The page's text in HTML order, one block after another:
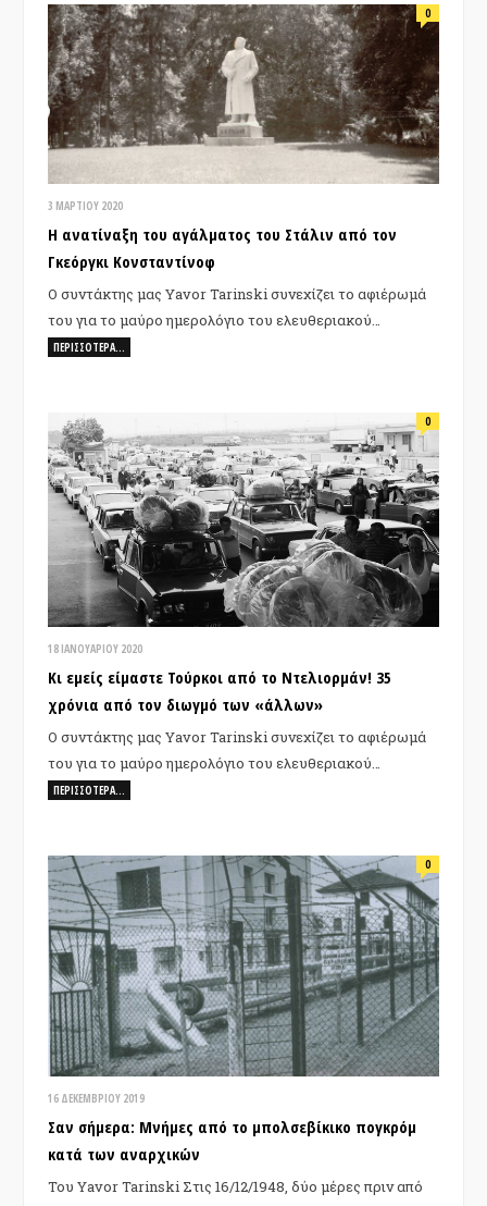
3 ΜΑΡΤΊΟΥ 2020
0
Η ανατίναξη του αγάλματος του Στάλιν από τον
Γκεόργκι Κονσταντίνοφ
Ο συντάκτης μας Yavor Tarinski συνεχίζει το αφιέρωμά
του για το μαύρο ημερολόγιο του ελευθεριακού…
ΠΕΡΙΣΣΌΤΕΡΑ…
18 ΙΑΝΟΥΑΡΊΟΥ 2020
0
Κι εμείς είμαστε Τούρκοι από το Ντελιορμάν! 35
χρόνια από τον διωγμό των «άλλων»
Ο συντάκτης μας Yavor Tarinski συνεχίζει το αφιέρωμά
του για το μαύρο ημερολόγιο του ελευθεριακού…
ΠΕΡΙΣΣΌΤΕΡΑ…
16 ΔΕΚΕΜΒΡΊΟΥ 2019
0
Σαν σήμερα: Μνήμες από το μπολσεβίκικο πογκρόμ
κατά των αναρχικών
Του Yavor Tarinski Στις 16/12/1948, δύο μέρες πριν από